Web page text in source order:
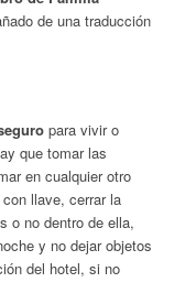
de una traducción
para vivir o
que tomar las
en cualquier otro
llave, cerrar la
o no dentro de ella,
y no dejar objetos
del hotel, si no